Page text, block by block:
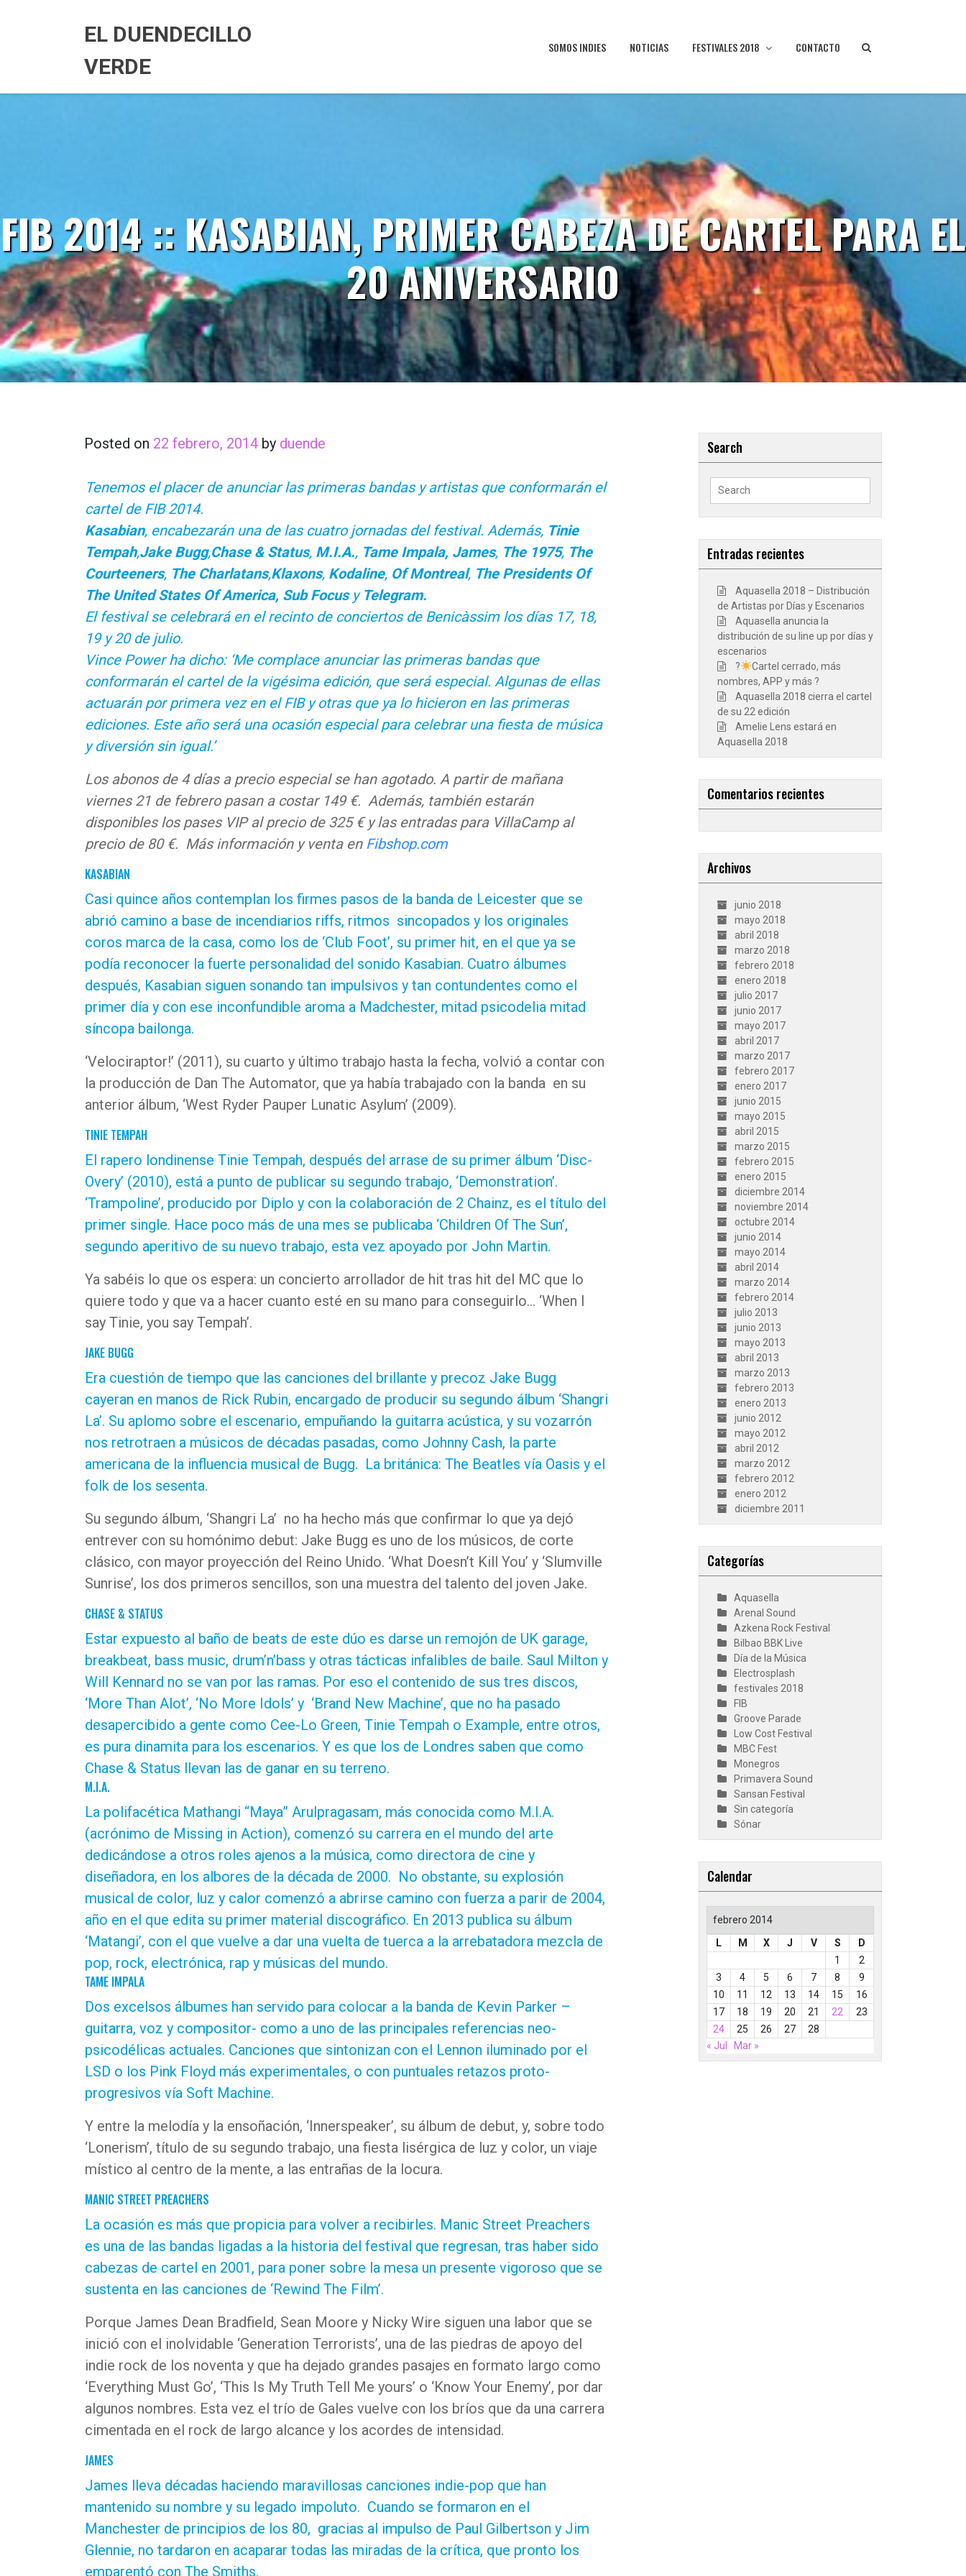
EL DUENDECILLO
VERDE
SOMOS INDIES NOTICIAS FESTIVALES 2018 CONTACTO
FIB 2014 :: KASABIAN, PRIMER CABEZA DE CARTEL PARA EL
20 ANIVERSARIO
Posted on 22 febrero, 2014 by duende
Tenemos el placer de anunciar las primeras bandas y artistas que conformarán el
cartel de FIB 2014.
Kasabian, encabezarán una de las cuatro jornadas del festival. Además, Tinie
Tempah,Jake Bugg,Chase & Status, M.I.A., Tame Impala, James, The 1975, The
Courteeners, The Charlatans,Klaxons, Kodaline, Of Montreal, The Presidents Of
The United States Of America, Sub Focusy Telegram.
El festival se celebrará en el recinto de conciertos de Benicàssim los días 17, 18,
19 y 20 de julio.
Vince Power ha dicho: ‘Me complace anunciar las primeras bandas que
conformarán el cartel de la vigésima edición, que será especial. Algunas de ellas
actuarán por primera vez en el FIB y otras que ya lo hicieron en las primeras
ediciones. Este año será una ocasión especial para celebrar una fiesta de música
y diversión sin igual.’
Los abonos de 4 días a precio especial se han agotado. A partir de mañana
viernes 21 de febrero pasan a costar 149 €. Además, también estarán
disponibles los pases VIP al precio de 325 € y las entradas para VillaCamp al
precio de 80 €. Más información y venta en Fibshop.com
KASABIAN
Casi quince años contemplan los firmes pasos de la banda de Leicester que se
abrió camino a base de incendiarios riffs, ritmos sincopados y los originales
coros marca de la casa, como los de ‘Club Foot’, su primer hit, en el que ya se
podía reconocer la fuerte personalidad del sonido Kasabian. Cuatro álbumes
después, Kasabian siguen sonando tan impulsivos y tan contundentes como el
primer día y con ese inconfundible aroma a Madchester, mitad psicodelia mitad
síncopa bailonga.
‘Velociraptor!’ (2011), su cuarto y último trabajo hasta la fecha, volvió a contar con
la producción de Dan The Automator, que ya había trabajado con la banda en su
anterior álbum, ‘West Ryder Pauper Lunatic Asylum’ (2009).
TINIE TEMPAH
El rapero londinense Tinie Tempah, después del arrase de su primer álbum ‘Disc-
Overy’ (2010), está a punto de publicar su segundo trabajo, ‘Demonstration’.
‘Trampoline’, producido por Diplo y con la colaboración de 2 Chainz, es el título del
primer single. Hace poco más de una mes se publicaba ‘Children Of The Sun’,
segundo aperitivo de su nuevo trabajo, esta vez apoyado por John Martin.
Ya sabéis lo que os espera: un concierto arrollador de hit tras hit del MC que lo
quiere todo y que va a hacer cuanto esté en su mano para conseguirlo… ‘When I
say Tinie, you say Tempah’.
JAKE BUGG
Era cuestión de tiempo que las canciones del brillante y precoz Jake Bugg
cayeran en manos de Rick Rubin, encargado de producir su segundo álbum ‘Shangri
La’. Su aplomo sobre el escenario, empuñando la guitarra acústica, y su vozarrón
nos retrotraen a músicos de décadas pasadas, como Johnny Cash, la parte
americana de la influencia musical de Bugg. La británica: The Beatles vía Oasis y el
folk de los sesenta.
Su segundo álbum, ‘Shangri La’ no ha hecho más que confirmar lo que ya dejó
entrever con su homónimo debut: Jake Bugg es uno de los músicos, de corte
clásico, con mayor proyección del Reino Unido. ‘What Doesn’t Kill You’ y ‘Slumville
Sunrise’, los dos primeros sencillos, son una muestra del talento del joven Jake.
CHASE & STATUS
Estar expuesto al baño de beats de este dúo es darse un remojón de UK garage,
breakbeat, bass music, drum’n’bass y otras tácticas infalibles de baile. Saul Milton y
Will Kennard no se van por las ramas. Por eso el contenido de sus tres discos,
‘More Than Alot’, ‘No More Idols’ y ‘Brand New Machine’, que no ha pasado
desapercibido a gente como Cee-Lo Green, Tinie Tempah o Example, entre otros,
es pura dinamita para los escenarios. Y es que los de Londres saben que como
Chase & Status llevan las de ganar en su terreno.
M.I.A.
La polifacética Mathangi “Maya” Arulpragasam, más conocida como M.I.A.
(acrónimo de Missing in Action), comenzó su carrera en el mundo del arte
dedicándose a otros roles ajenos a la música, como directora de cine y
diseñadora, en los albores de la década de 2000. No obstante, su explosión
musical de color, luz y calor comenzó a abrirse camino con fuerza a parir de 2004,
año en el que edita su primer material discográfico. En 2013 publica su álbum
‘Matangi’, con el que vuelve a dar una vuelta de tuerca a la arrebatadora mezcla de
pop, rock, electrónica, rap y músicas del mundo.
TAME IMPALA
Dos excelsos álbumes han servido para colocar a la banda de Kevin Parker –
guitarra, voz y compositor- como a uno de las principales referencias neo-
psicodélicas actuales. Canciones que sintonizan con el Lennon iluminado por el
LSD o los Pink Floyd más experimentales, o con puntuales retazos proto-
progresivos vía Soft Machine.
Y entre la melodía y la ensoñación, ‘Innerspeaker’, su álbum de debut, y, sobre todo
‘Lonerism’, título de su segundo trabajo, una fiesta lisérgica de luz y color, un viaje
místico al centro de la mente, a las entrañas de la locura.
MANIC STREET PREACHERS
La ocasión es más que propicia para volver a recibirles. Manic Street Preachers
es una de las bandas ligadas a la historia del festival que regresan, tras haber sido
cabezas de cartel en 2001, para poner sobre la mesa un presente vigoroso que se
sustenta en las canciones de ‘Rewind The Film’.
Porque James Dean Bradfield, Sean Moore y Nicky Wire siguen una labor que se
inició con el inolvidable ‘Generation Terrorists’, una de las piedras de apoyo del
indie rock de los noventa y que ha dejado grandes pasajes en formato largo como
‘Everything Must Go’, ‘This Is My Truth Tell Me yours’ o ‘Know Your Enemy’, por dar
algunos nombres. Esta vez el trío de Gales vuelve con los bríos que da una carrera
cimentada en el rock de largo alcance y los acordes de intensidad.
JAMES
James lleva décadas haciendo maravillosas canciones indie-pop que han
mantenido su nombre y su legado impoluto. Cuando se formaron en el
Manchester de principios de los 80, gracias al impulso de Paul Gilbertson y Jim
Glennie, no tardaron en acaparar todas las miradas de la crítica, que pronto los
emparentó con The Smiths.
Search
Search
Entradas recientes
Aquasella 2018 – Distribución
de Artistas por Días y Escenarios
Aquasella anuncia la
distribución de su line up por días y
escenarios
?
Cartel cerrado, más
nombres, APP y más ?
Aquasella 2018 cierra el cartel
de su 22 edición
Amelie Lens estará en
Aquasella 2018
Comentarios recientes
Archivos
junio 2018
mayo 2018
abril 2018
marzo 2018
febrero 2018
enero 2018
julio 2017
junio 2017
mayo 2017
abril 2017
marzo 2017
febrero 2017
enero 2017
junio 2015
mayo 2015
abril 2015
marzo 2015
febrero 2015
enero 2015
diciembre 2014
noviembre 2014
octubre 2014
junio 2014
mayo 2014
abril 2014
marzo 2014
febrero 2014
julio 2013
junio 2013
mayo 2013
abril 2013
marzo 2013
febrero 2013
enero 2013
junio 2012
mayo 2012
abril 2012
marzo 2012
febrero 2012
enero 2012
diciembre 2011
Categorías
Aquasella
Arenal Sound
Azkena Rock Festival
Bilbao BBK Live
Día de la Música
Electrosplash
festivales 2018
FIB
Groove Parade
Low Cost Festival
MBC Fest
Monegros
Primavera Sound
Sansan Festival
Sin categoría
Sónar
Calendar
febrero 2014
L
M X J V S
D
1
2
3
4 5 6 7 8
9
10
11 12 13 14 15
16
17
18 19 20 21 22
23
24
25 26 27
28
« Jul
Mar »